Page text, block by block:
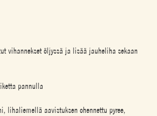
vihannekset öljyssä ja lisää jauheliha sekaan
pannulla
lihaliemellä aavistuksen ohennettu pyree,